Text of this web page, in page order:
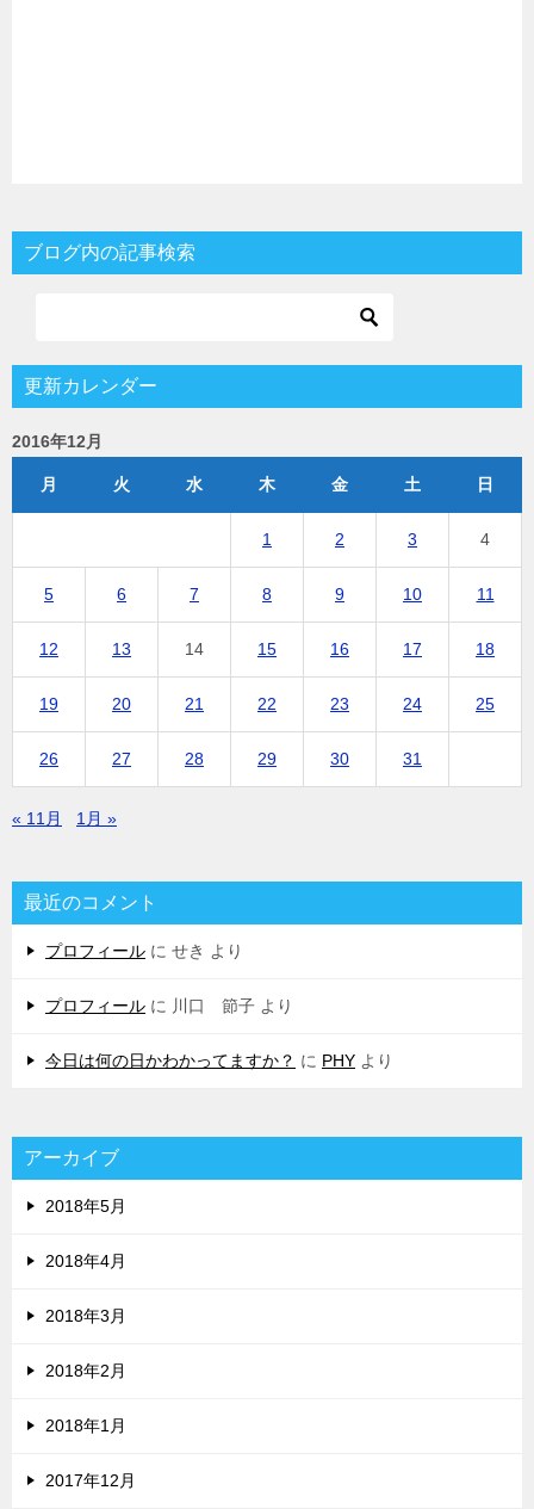
ブログ内の記事検索
更新カレンダー
2016年12月
月 火 水 木 金 土 日
1 2 3 4
5 6 7 8 9 10 11
12 13 14 15 16 17 18
19 20 21 22 23 24 25
26 27 28 29 30 31
« 11月 1月 »
最近のコメント
プロフィール に せき より
プロフィール に 川口 節子 より
今日は何の日かわかってますか？ に PHY より
アーカイブ
2018年5月
2018年4月
2018年3月
2018年2月
2018年1月
2017年12月